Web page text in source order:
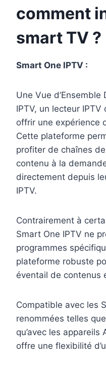
comment
smart TV ?
Smart One IPTV :
Une Vue
IPTV, un lecteur
offrir une expérience
Cette plateforme
profiter de chaînes
contenu à la
directement depuis
IPTV.
Contrairement à
Smart One IPTV ne
programmes
plateforme robuste
éventail de contenus
Compatible avec les
renommées telles
qu’avec les
offre une flexibilité